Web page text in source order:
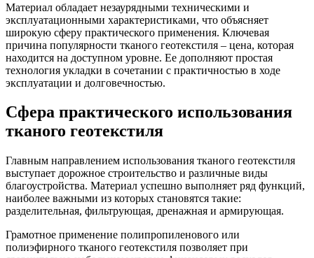
Материал обладает незаурядными техническими и
эксплуатационными характеристиками, что объясняет
широкую сферу практического применения. Ключевая
причина популярности тканого геотекстиля – цена, которая
находится на доступном уровне. Ее дополняют простая
технология укладки в сочетании с практичностью в ходе
эксплуатации и долговечностью.
Сфера практического использования
тканого геотекстиля
Главным направлением использования тканого геотекстиля
выступает дорожное строительство и различные виды
благоустройства. Материал успешно выполняет ряд функций,
наиболее важными из которых становятся такие:
разделительная, фильтрующая, дренажная и армирующая.
Грамотное применение полипропиленового или
полиэфирного тканого геотекстиля позволяет при